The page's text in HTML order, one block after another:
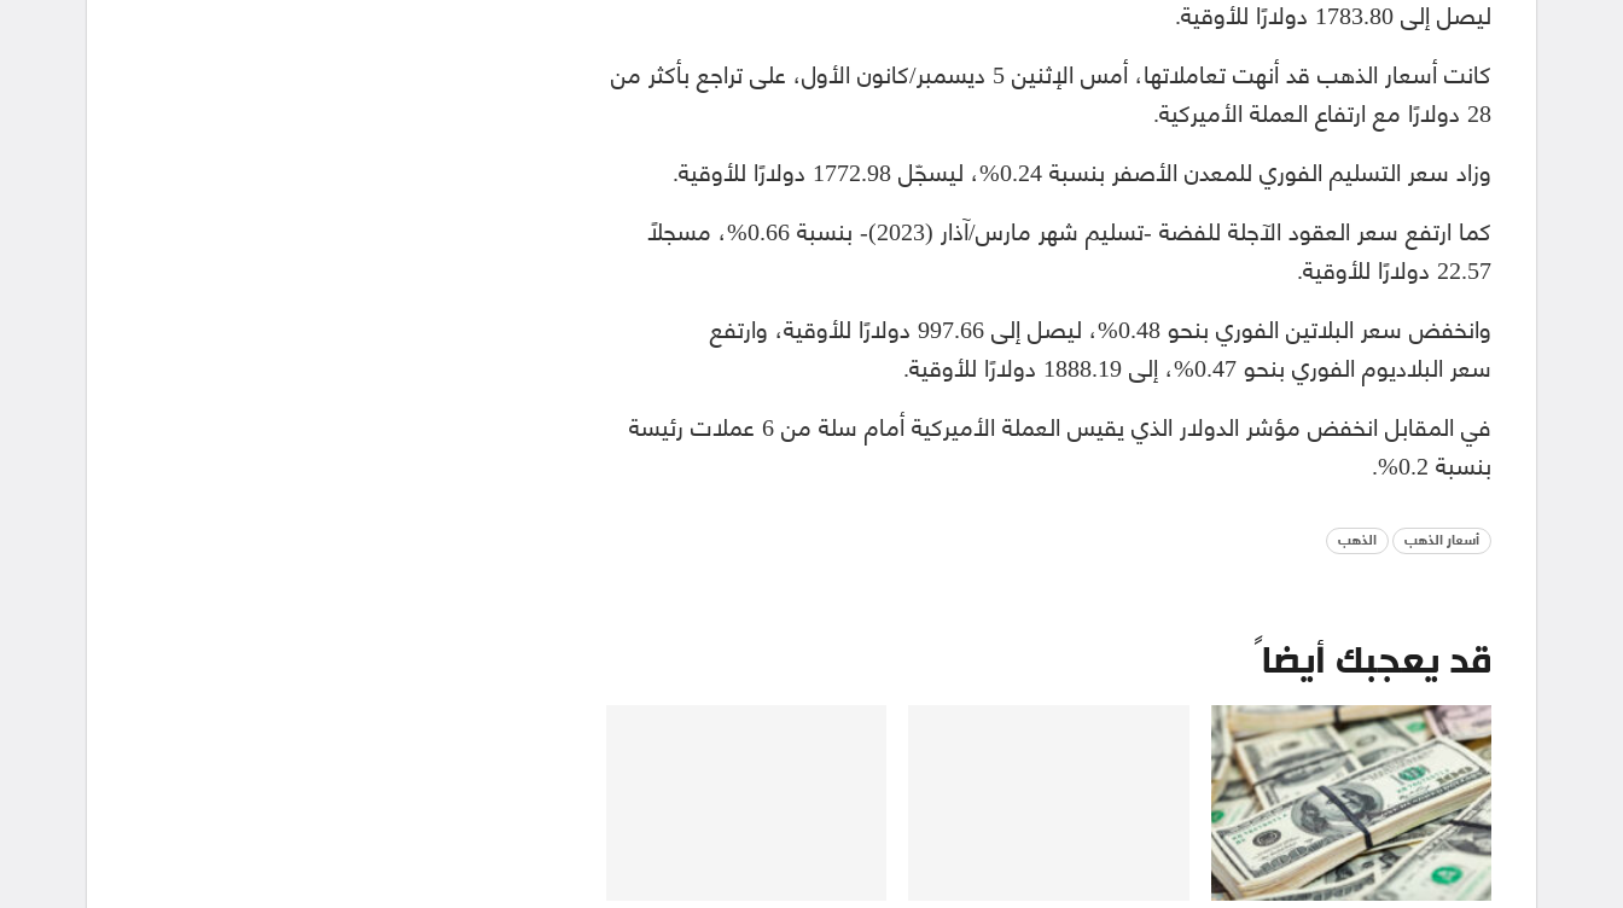
ليصل إلى 1783.80 دولارًا للأوقية.
كانت أسعار الذهب قد أنهت تعاملاتها، أمس الإثنين 5 ديسمبر/كانون الأول، على تراجع بأكثر من
28 دولارًا مع ارتفاع العملة الأميركية.
وزاد سعر التسليم الفوري للمعدن الأصفر بنسبة 0.24%، ليسجّل 1772.98 دولارًا للأوقية.
كما ارتفع سعر العقود الآجلة للفضة -تسليم شهر مارس/آذار (2023)- بنسبة 0.66%، مسجلًا
22.57 دولارًا للأوقية.
وانخفض سعر البلاتين الفوري بنحو 0.48%، ليصل إلى 997.66 دولارًا للأوقية، وارتفع
سعر البلاديوم الفوري بنحو 0.47%، إلى 1888.19 دولارًا للأوقية.
في المقابل انخفض مؤشر الدولار الذي يقيس العملة الأميركية أمام سلة من 6 عملات رئيسة
بنسبة 0.2%.
أسعار الذهب الذهب
قد يعجبك أيضاً